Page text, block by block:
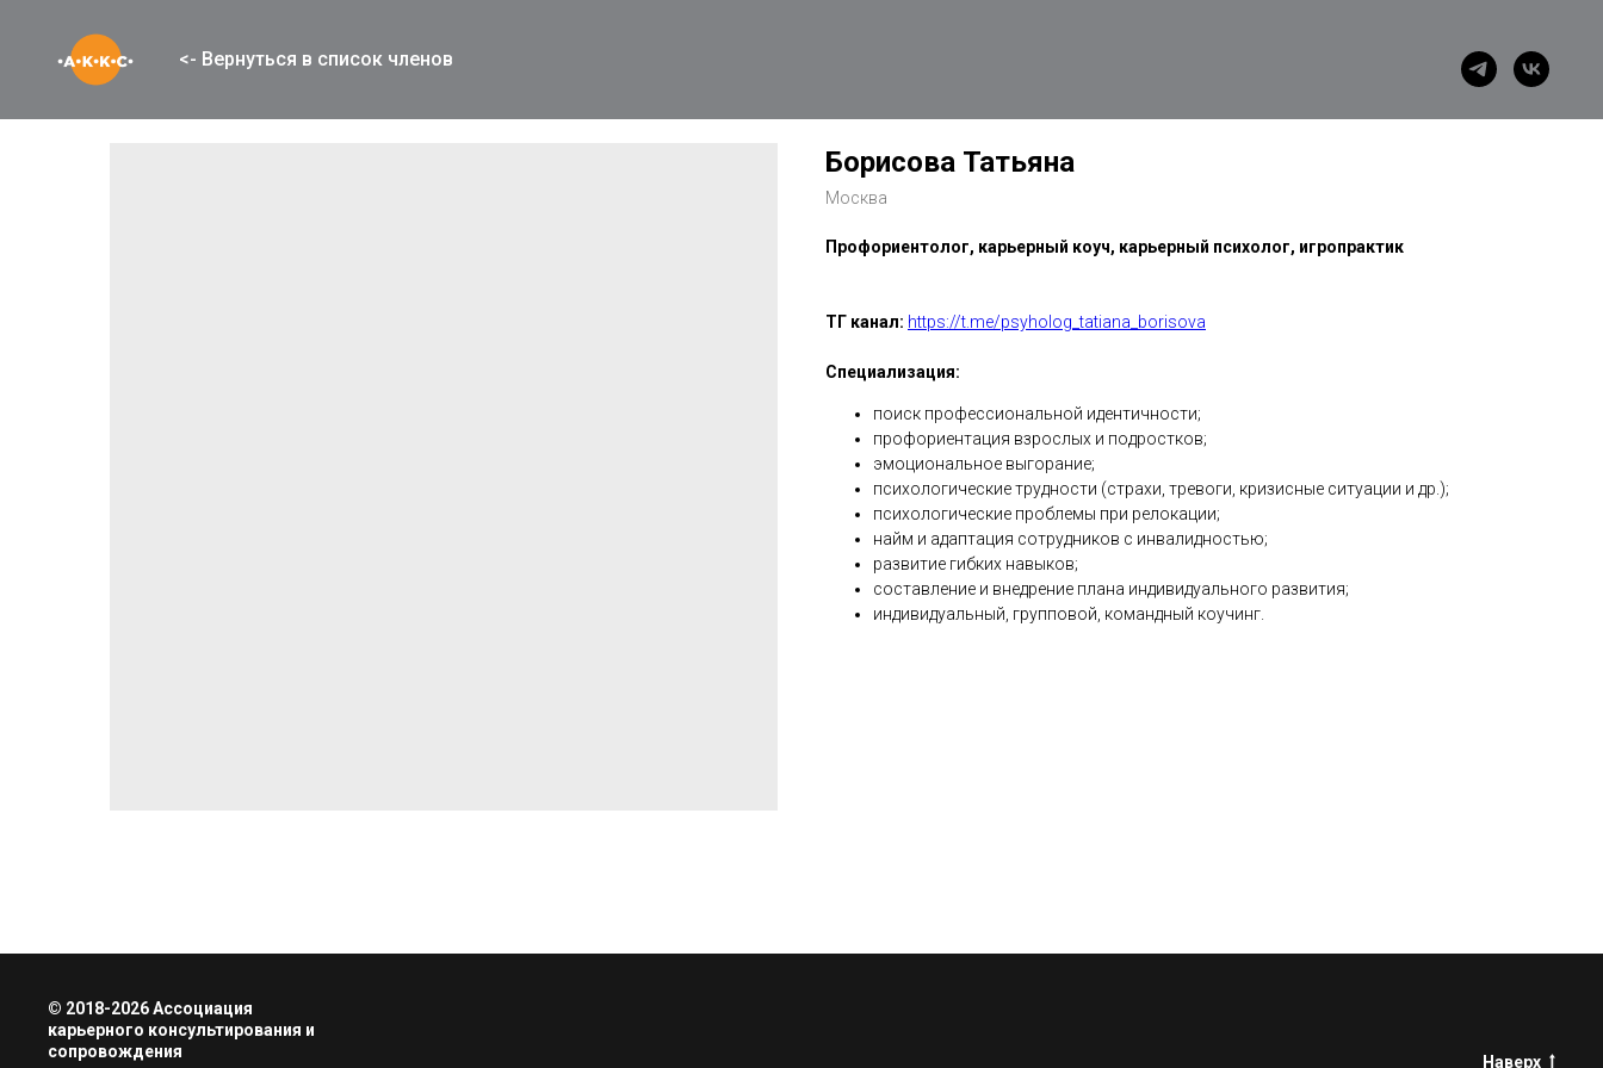
<- Вернуться в список членов
Борисова Татьяна
Москва
Профориентолог, карьерный коуч, карьерный психолог, игропрактик
ТГ канал: https://t.me/psyholog_tatiana_borisova
Специализация:
поиск профессиональной идентичности;
профориентация взрослых и подростков;
эмоциональное выгорание;
психологические трудности (страхи, тревоги, кризисные ситуации и др.);
психологические проблемы при релокации;
найм и адаптация сотрудников с инвалидностью;
развитие гибких навыков;
составление и внедрение плана индивидуального развития;
индивидуальный, групповой, командный коучинг.
© 2018-2026 Ассоциация
карьерного консультирования и
сопровождения
Наверх